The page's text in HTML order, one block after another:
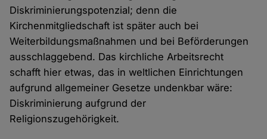
Diskriminierungspotenzial; denn die
Kirchenmitgliedschaft ist später auch bei
Weiterbildungsmaßnahmen und bei Beförderungen
ausschlaggebend. Das kirchliche Arbeitsrecht
schafft hier etwas, das in weltlichen Einrichtungen
aufgrund allgemeiner Gesetze undenkbar wäre:
Diskriminierung aufgrund der
Religionszugehörigkeit.